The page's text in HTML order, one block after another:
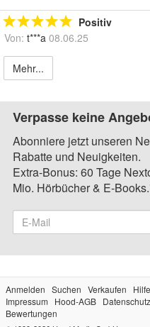
Positiv
Von: t***a 08.06.25
Mehr...
Verpasse keine
Abonniere jetzt unseren
Rabatte und Neuigkeiten.
Extra-Bonus: 60 Tage
Mio. Hörbücher & E-
Anmelden Suchen Verkaufen
Hilfe
Impressum
Hood-AGB Datenschutz
Bewertungen